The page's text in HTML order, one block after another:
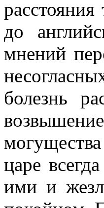
расстояния
до
мнений
болезнь
царе
ими и